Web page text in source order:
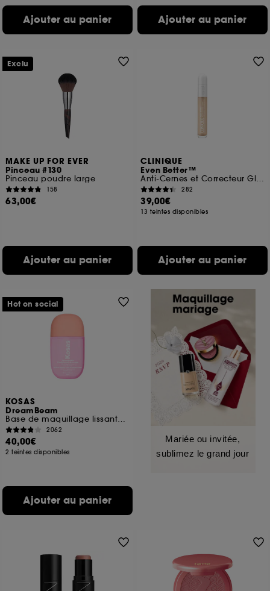
Ajouter au panier Ajouter au panier
MAKE UP FOR EVER
Pinceau #130
Pinceau poudre large
158
63,00€
Ajouter au panier
Exclu
CLINIQUE
Even Better™
Anti-Cernes et Correcteur Global
282
39,00€
13 teintes disponibles
Ajouter au panier
KOSAS
DreamBeam
Base de maquillage lissante SPF 30
2062
40,00€
2 teintes disponibles
Ajouter au panier
Hot on social
Mariée ou invitée,
sublimez le grand jour